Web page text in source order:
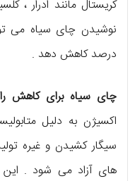
کریستال مانند ادرار ،
نوشیدن چای سیاه می
درصد کاهش دهد .
چای سیاه برای کاهش
اکسیژن به دلیل
سیگار کشیدن و غیره
های آزاد می شود . این